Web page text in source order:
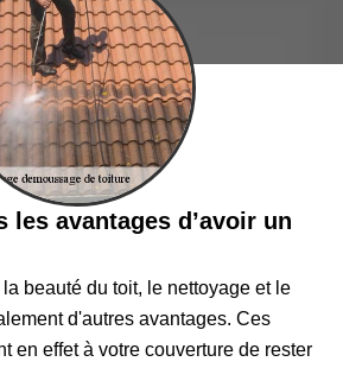
les avantages d’avoir un
beauté du toit, le nettoyage et le
d'autres avantages. Ces
en effet à votre couverture de rester